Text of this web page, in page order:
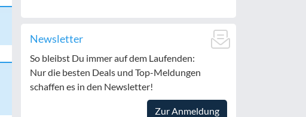
Newsletter
So bleibst Du immer auf dem Laufenden:
Nur die besten Deals und Top-Meldungen
schaffen es in den Newsletter!
Zur Anmeldung